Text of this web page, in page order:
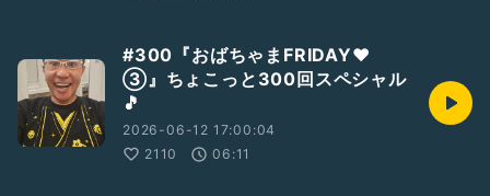
#300『おばちゃまFRIDAY❤️
③』ちょこっと300回スペシャル
🎵
2026-06-12 17:00:04
2110
06:11